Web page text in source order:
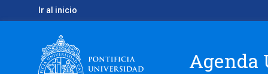
Ir al inicio
Agenda